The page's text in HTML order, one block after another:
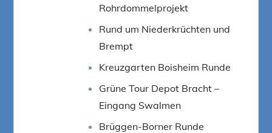
Rohrdommelprojekt
Rund um Niederkrüchten und
Brempt
Kreuzgarten Boisheim Runde
Grüne Tour Depot Bracht –
Eingang Swalmen
Brüggen-Borner Runde